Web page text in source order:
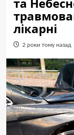
лікарні
2 роки тому назад